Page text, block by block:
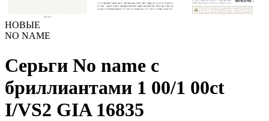
НОВЫЕ
NO NAME
Серьги No name с
бриллиантами 1 00/1 00ct
I/VS2 GIA 16835